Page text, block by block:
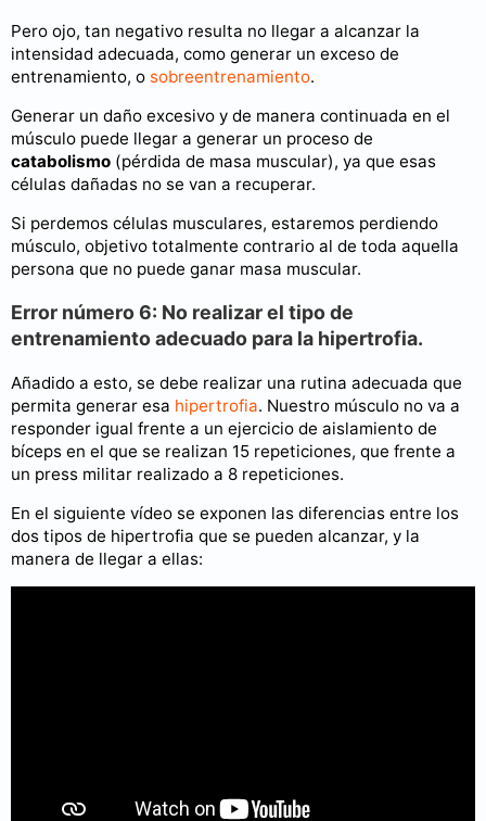
Pero ojo, tan negativo resulta no llegar a alcanzar la
intensidad adecuada, como generar un exceso de
entrenamiento, o sobreentrenamiento.
Generar un daño excesivo y de manera continuada en el
músculo puede llegar a generar un proceso de
catabolismo (pérdida de masa muscular), ya que esas
células dañadas no se van a recuperar.
Si perdemos células musculares, estaremos perdiendo
músculo, objetivo totalmente contrario al de toda aquella
persona que no puede ganar masa muscular.
Error número 6: No realizar el tipo de
entrenamiento adecuado para la hipertrofia.
Añadido a esto, se debe realizar una rutina adecuada que
permita generar esa hipertrofia. Nuestro músculo no va a
responder igual frente a un ejercicio de aislamiento de
bíceps en el que se realizan 15 repeticiones, que frente a
un press militar realizado a 8 repeticiones.
En el siguiente vídeo se exponen las diferencias entre los
dos tipos de hipertrofia que se pueden alcanzar, y la
manera de llegar a ellas: